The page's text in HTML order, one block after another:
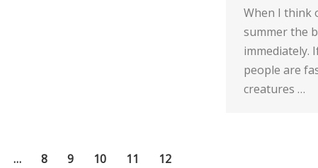
When I think
summer the
immediately.
people are
creatures …
… 8 9 10 11 12